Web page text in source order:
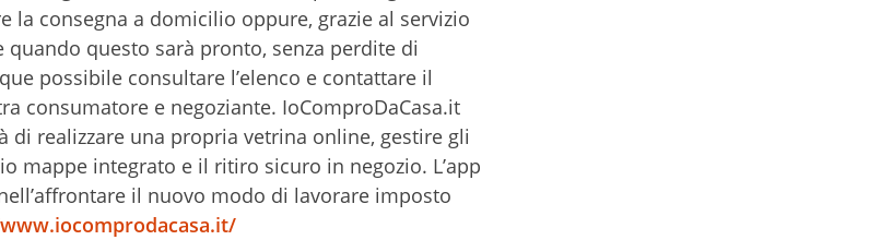
consegna a domicilio oppure, grazie al servizio
quando questo sarà pronto, senza perdite di
possibile consultare l’elenco e contattare il
consumatore e negoziante. IoComproDaCasa.it
realizzare una propria vetrina online, gestire gli
mappe integrato e il ritiro sicuro in negozio. L’app
il nuovo modo di lavorare imposto